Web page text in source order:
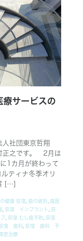
療サービスの
社団東京哲翔
之です。 2月は
1カ月が終わって
ティナ冬季オリ
[…]
健康 荻窪 歯の破折 歯医
荻窪 インプラント
荻
荻窪 むし歯予防 荻窪
窪 歯科 荻窪 歯科 予
密治療